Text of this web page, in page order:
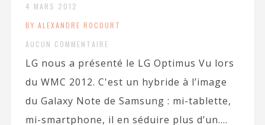
4 MARS 2012
BY ALEXANDRE ROCOURT
AUCUN COMMENTAIRE
LG nous a présenté le LG Optimus Vu lors
du WMC 2012. C'est un hybride à l’image
du Galaxy Note de Samsung : mi-tablette,
mi-smartphone, il en séduire plus d’un....